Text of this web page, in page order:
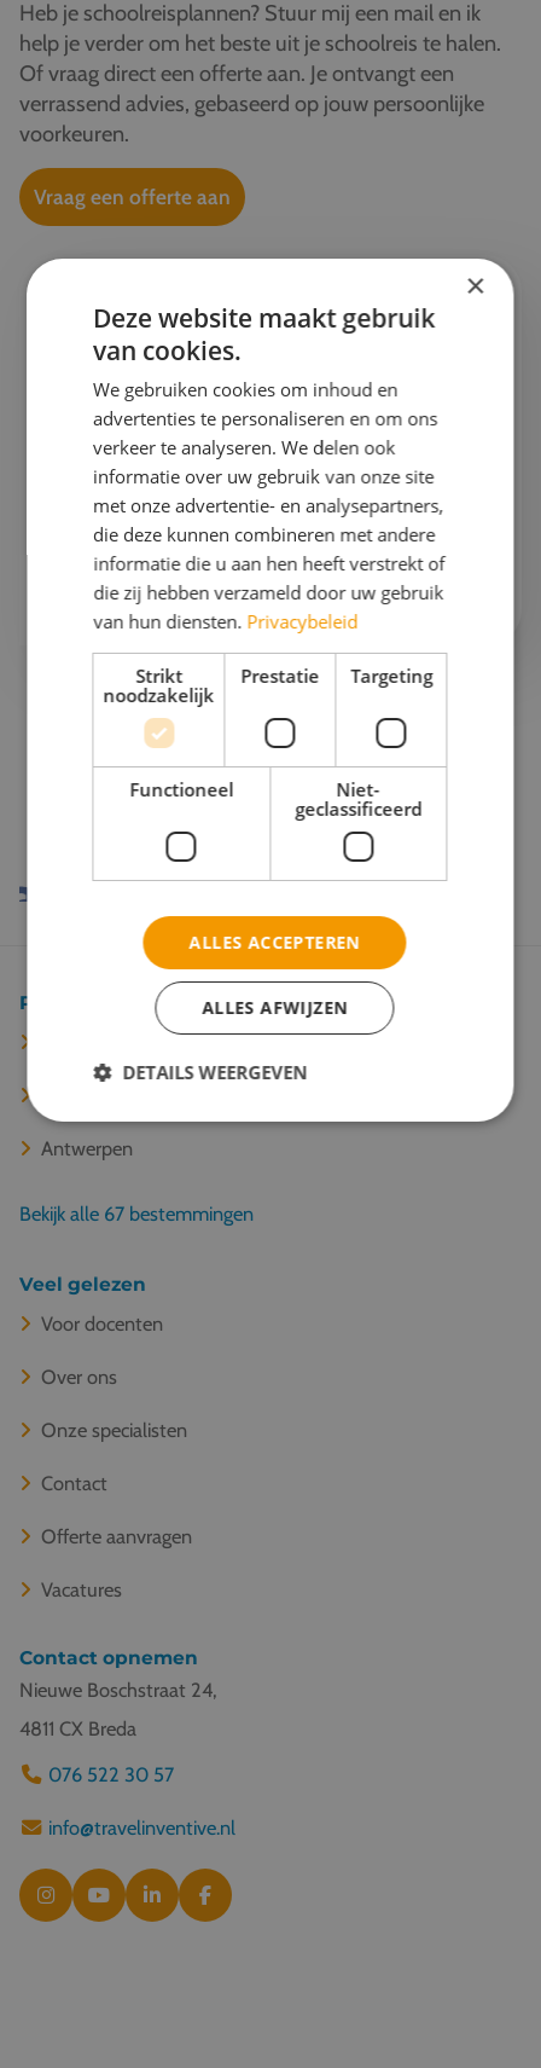
Heb je schoolreisplannen? Stuur mij een mail en ik
help je verder om het beste uit je schoolreis te halen.
Of vraag direct een offerte aan. Je ontvangt een
verrassend advies, gebaseerd op jouw persoonlijke
voorkeuren.
Vraag een offerte aan
Ik help je graag verder!
Esther
Projectleider schoolreizen & Finance
Gaan we samen aan de slag?
Bel mij op 076 522 30 57
Of stuur mijeen e-mail
Onze reispartners
Populaire bestemmingen
Antwerpen
Bekijk alle 67 bestemmingen
Veel gelezen
Voor docenten
Over ons
Onze specialisten
Contact
Offerte aanvragen
Vacatures
Contact opnemen
Nieuwe Boschstraat 24,
4811 CX Breda
076 522 30 57
info@travelinventive.nl
×
Deze website maakt gebruik
van cookies.
We gebruiken cookies om inhoud en
advertenties te personaliseren en om ons
verkeer te analyseren. We delen ook
informatie over uw gebruik van onze site
met onze advertentie- en analysepartners,
die deze kunnen combineren met andere
informatie die u aan hen heeft verstrekt of
die zij hebben verzameld door uw gebruik
van hun diensten. Privacybeleid
Strikt
noodzakelijk
Prestatie Targeting
Functioneel
Niet-
geclassificeerd
ALLES ACCEPTEREN
ALLES AFWIJZEN
DETAILS WEERGEVEN